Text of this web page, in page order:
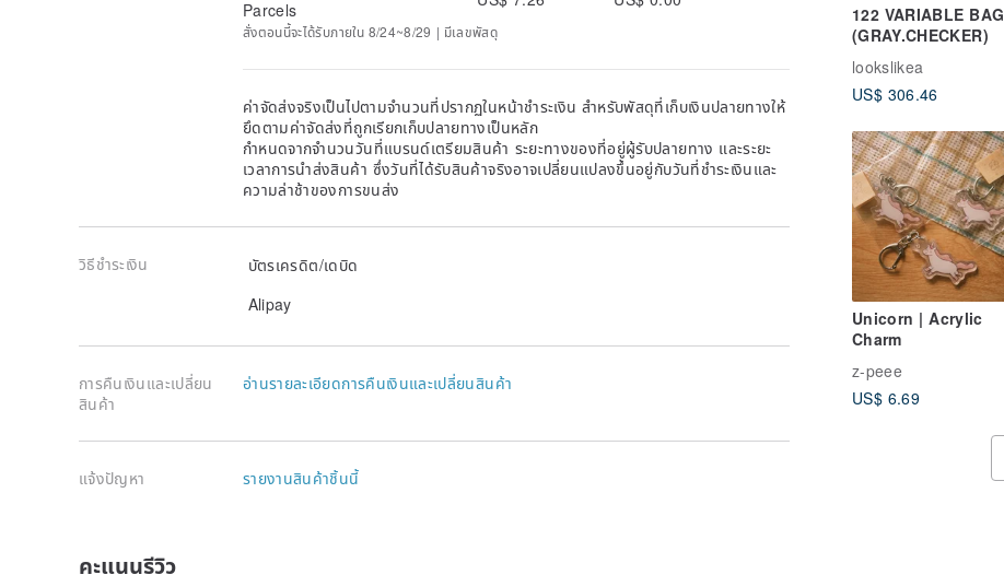
122 VARIABLE BAG
(GRAY.CHECKER)
lookslikea
US$ 306.46
Unicorn | Acrylic
Charm
z-peee
US$ 6.69
Parcels
สั่งตอนนี้จะได้รับภายใน 8/24~8/29 | มีเลขพัสดุ
ค่าจัดส่งจริงเป็นไปตามจำนวนที่ปรากฏในหน้าชำระเงิน สำหรับพัสดุที่เก็บเงินปลายทางให้
ยึดตามค่าจัดส่งที่ถูกเรียกเก็บปลายทางเป็นหลัก
กำหนดจากจำนวนวันที่แบรนด์เตรียมสินค้า ระยะทางของที่อยู่ผู้รับปลายทาง และระยะ
เวลาการนำส่งสินค้า ซึ่งวันที่ได้รับสินค้าจริงอาจเปลี่ยนแปลงขึ้นอยู่กับวันที่ชำระเงินและ
ความล่าช้าของการขนส่ง
วิธีชำระเงิน
บัตรเครดิต/เดบิด
Alipay
การคืนเงินและเปลี่ยน
สินค้า
อ่านรายละเอียดการคืนเงินและเปลี่ยนสินค้า
แจ้งปัญหา รายงานสินค้าชิ้นนี้
คะแนนรีวิว